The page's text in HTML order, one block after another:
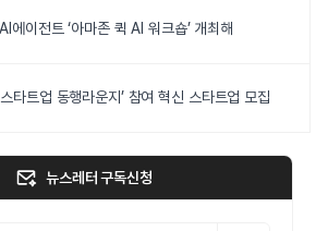
에이전트 ‘아마존 퀵 AI 워크숍’ 개최해
타트업 동행라운지’ 참여 혁신 스타트업 모집
뉴스레터 구독신청